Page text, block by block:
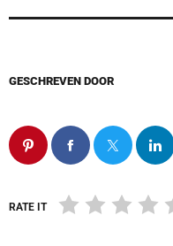
GESCHREVEN DOOR
RATE IT